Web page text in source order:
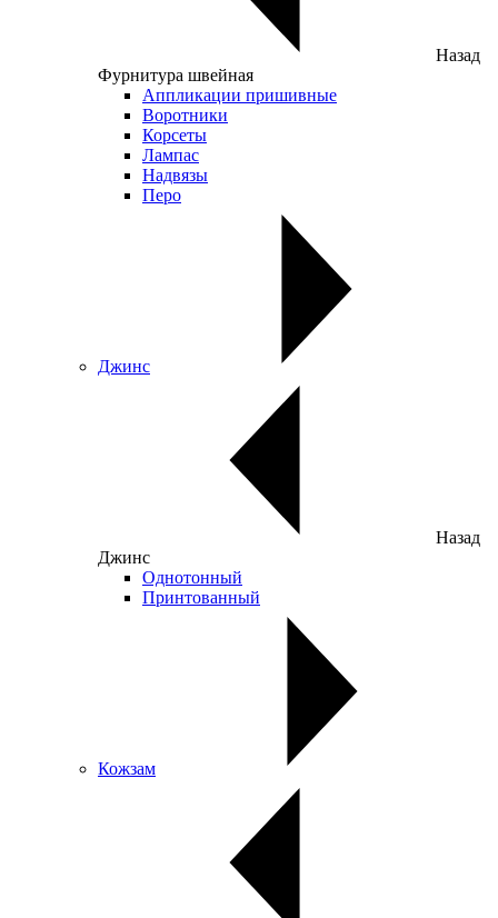
Назад
Фурнитура швейная
Аппликации пришивные
Воротники
Корсеты
Лампас
Надвязы
Перо
Джинс
Назад
Джинс
Однотонный
Принтованный
Кожзам